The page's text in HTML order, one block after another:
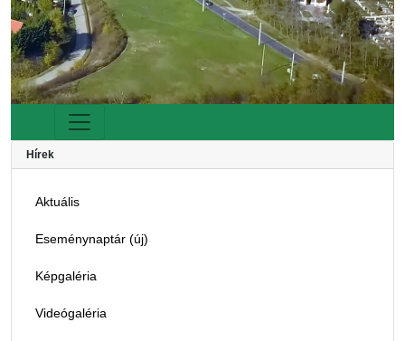
Hírek
Aktuális
Eseménynaptár (új)
Képgaléria
Videógaléria